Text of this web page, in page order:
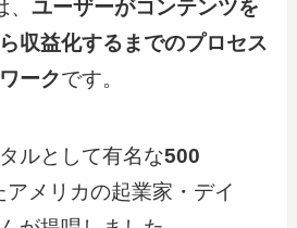
、ユーザーがコンテンツを
収益化するまでのプロセス
ークです。
ルとして有名な500
アメリカの起業家・デイ